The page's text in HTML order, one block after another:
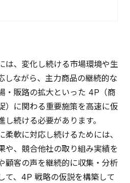
は、変化し続ける市場環境や生
しながら、主力商品の継続的な
・販路の拡大といった 4P（商
）に関わる重要施策を高速に仮
続ける必要があります。
軟に対応し続けるためには、
や、競合他社の取り組み実績を
顧客の声を継続的に収集・分析
て、4P 戦略の仮説を構築して